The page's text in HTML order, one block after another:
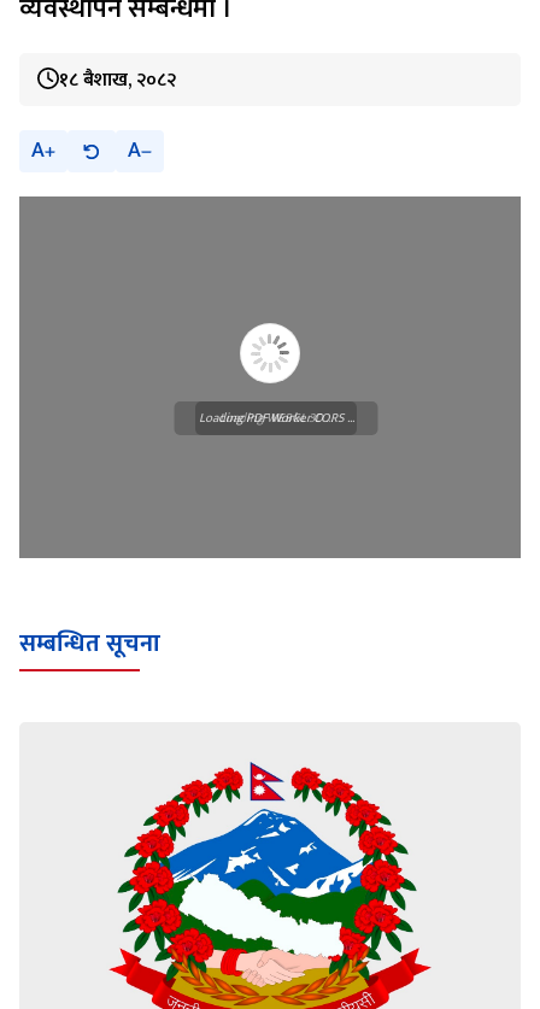
व्यवस्थापन सम्बन्धमा ।
१८ बैशाख, २०८२
A A
Loading WEBGL 3D ...
Loading PDF Worker CORS ...
सम्बन्धित सूचना